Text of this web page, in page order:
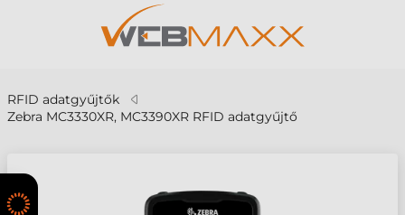
RFID adatgyűjtők
Zebra MC3330XR, MC3390XR RFID adatgyűjtő